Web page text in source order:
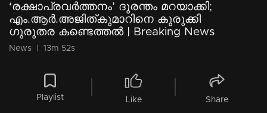
‘രക്ഷാപ്രവര്‍ത്തനം’ ദുരന്തം മറയാക്കി;
എം.ആര്‍.അജിത്കുമാറിനെ കുരുക്കി
ഗുരുതര കണ്ടെത്തല്‍ | Breaking News
News 13m 52s
Playlist Like Share